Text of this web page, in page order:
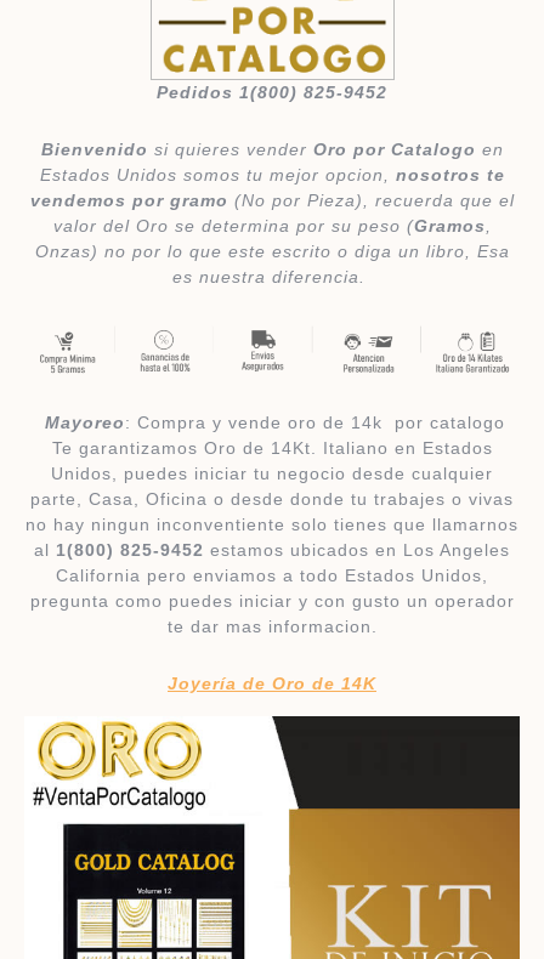
Pedidos 1(800) 825-9452
Bienvenido si quieres vender Oro por Catalogo en
Estados Unidos somos tu mejor opcion, nosotros te
vendemos por gramo (No por Pieza), recuerda que el
valor del Oro se determina por su peso (Gramos
Onzas) no por lo que este escrito o diga un libro, Esa
es nuestra diferencia.
Mayoreo: Compra y vende oro de 14k por catalogo
Te garantizamos Oro de 14Kt. Italiano en Estados
Unidos, puedes iniciar tu negocio desde cualquier
parte, Casa, Oficina o desde donde tu trabajes o vivas
no hay ningun inconventiente solo tienes que llamarnos
al 1(800) 825-9452 estamos ubicados en Los Angeles
California pero enviamos a todo Estados Unidos,
pregunta como puedes iniciar y con gusto un operador
te dar mas informacion.
Joyería de Oro de 14K